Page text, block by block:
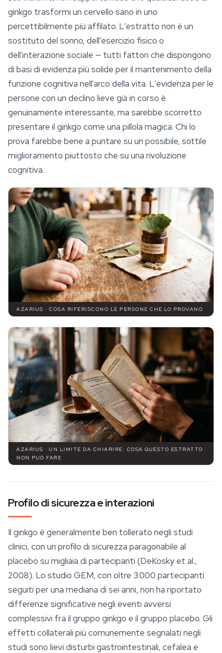
ginkgo trasformi un cervello sano in uno
percettibilmente più affilato. L'estratto non è un
sostituto del sonno, dell'esercizio fisico o
dell'interazione sociale — tutti fattori che dispongono
di basi di evidenza più solide per il mantenimento della
funzione cognitiva nell'arco della vita. L'evidenza per le
persone con un declino lieve già in corso è
genuinamente interessante, ma sarebbe scorretto
presentare il ginkgo come una pillola magica. Chi lo
prova farebbe bene a puntare su un possibile, sottile
miglioramento piuttosto che su una rivoluzione
cognitiva.
AZARIUS · COSA RIFERISCONO LE PERSONE CHE LO PROVANO
AZARIUS · UN LIMITE DA CHIARIRE: COSA QUESTO ESTRATTO
NON PUÒ FARE
Profilo di sicurezza e interazioni
Il ginkgo è generalmente ben tollerato negli studi
clinici, con un profilo di sicurezza paragonabile al
placebo su migliaia di partecipanti (DeKosky et al.,
2008). Lo studio GEM, con oltre 3.000 partecipanti
seguiti per una mediana di sei anni, non ha riportato
differenze significative negli eventi avversi
complessivi fra il gruppo ginkgo e il gruppo placebo. Gli
effetti collaterali più comunemente segnalati negli
studi sono lievi disturbi gastrointestinali, cefalea e